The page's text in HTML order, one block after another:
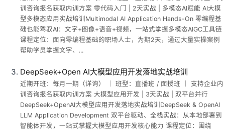
训咨询报名获取内训方案 零代码入门 | 2天实战 | 多模态AI赋能 AI大模
型多模态应用实战培训Multimodal AI Application Hands-On 零编程基
础也能驾驭AI：文字+图像+语音+视频，一站式掌握多模态AIGC工具链
课程定位：面向零编程基础的职场人士，为期2天，通过大量实操案例
帮助学员掌握文字、...
DeepSeek+Open AI大模型应用开发落地实战培训
近期开班：每月一期（详询） ｜ 班型：直播班 / 面授班 ｜ 支持企业内
训咨询报名获取内训方案 大模型应用开发 | 3天实战 | 双平台并行
DeepSeek+OpenAI大模型应用开发落地实战培训DeepSeek & OpenAI
LLM Application Development 双平台驱动、全栈实战：从本地部署到
智能体开发，一站式掌握大模型应用开发核心能力 课程定位：围绕